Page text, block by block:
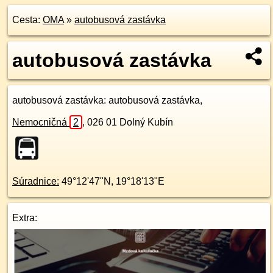
Cesta: OMA» autobusová zastávka
autobusová zastávka
autobusová zastávka: autobusová zastávka,
Nemocničná 2 , 026 01 Dolný Kubín
Súradnice: 49°12'47"N , 19°18'13"E
Extra: